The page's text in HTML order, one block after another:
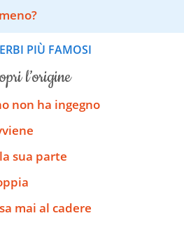
PIÙ FAMOSI
l’origine
non ha ingegno
sua parte
mai al cadere